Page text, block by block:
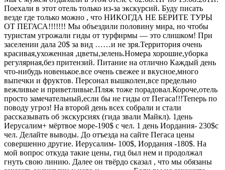
Поехали в этот отель только из-за экскурсий. Буду писать
везде где только можно , что НИКОГДА НЕ БЕРИТЕ ТУРЫ
ОТ ПЕГАСА!!!!!!! Мы объездили половину мира, но чтобы
туристам угрожали гиды от турфирмы — это слишком! При
заселении дала 20$ за вид ……и не зря.Территория очень
красивая,ухоженная ,цветы,зелень.Номера хорошие,уборка
регулярная,без притензий. Питание на отлично Каждый день
что-нибудь новенькое.все очень свежее и вкусное,много
выпечки и фруктов. Персонал вышколен,все предельно
вежливые и приветливые.Пляж тоже порадовал.Короче,отель
просто замечательный,если бы не гиды от Пегаса!!!Теперь по
поводу угроз! На второй день всех собрали и стали
рассказывать об экскурсиях (гида звали Майкл). 1день
Иерусалим+ мёртвое море-190$ с чел. 1 день Иордания- 230$с
чел. Делайте выводы. До отъезда на сайте Пегаса цены
совершенно другие. Иерусалим- 100$, Иордания -180$. На
мой вопрос откуда такие цены, гид был нем и продолжал
гнуть свою линию. Далее он твёрдо сказал , что мы обязаны